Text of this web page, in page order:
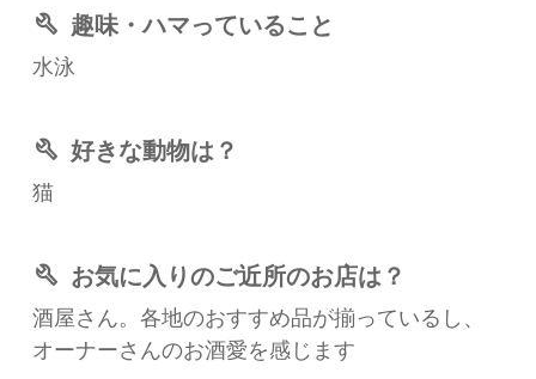
build 趣味・ハマっていること
水泳
build 好きな動物は？
猫
build お気に入りのご近所のお店は？
酒屋さん。各地のおすすめ品が揃っているし、
オーナーさんのお酒愛を感じます